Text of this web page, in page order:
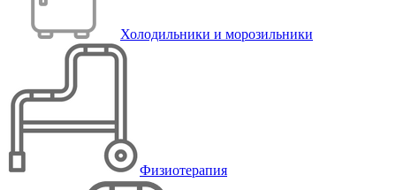
Холодильники и морозильники
Физиотерапия